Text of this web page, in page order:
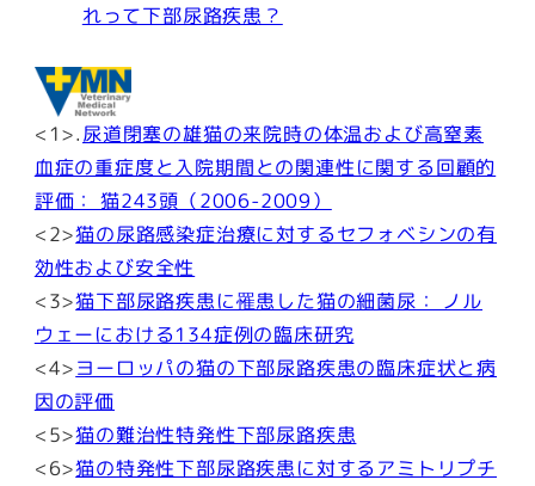
れって下部尿路疾患？
<1>.尿道閉塞の雄猫の来院時の体温および高窒素
血症の重症度と入院期間との関連性に関する回顧的
評価： 猫243頭（2006-2009）
<2>猫の尿路感染症治療に対するセフォベシンの有
効性および安全性
<3>猫下部尿路疾患に罹患した猫の細菌尿： ノル
ウェーにおける134症例の臨床研究
<4>ヨーロッパの猫の下部尿路疾患の臨床症状と病
因の評価
<5>猫の難治性特発性下部尿路疾患
<6>猫の特発性下部尿路疾患に対するアミトリプチ